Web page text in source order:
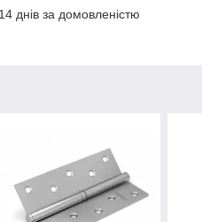
днів за домовленістю